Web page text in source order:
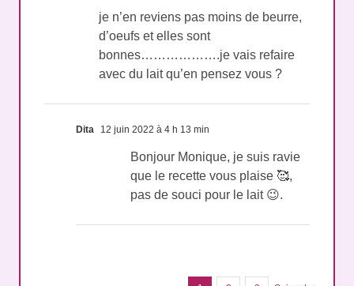
je n’en reviens pas moins de beurre,
d’oeufs et elles sont
bonnes……………….je vais refaire
avec du lait qu’en pensez vous ?
Dita 12 juin 2022 à 4 h 13 min
Bonjour Monique, je suis ravie
que le recette vous plaise 🥰,
pas de souci pour le lait 😉.